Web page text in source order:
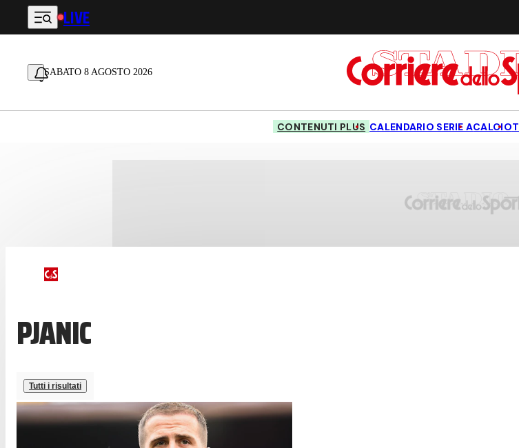
Vai al contenuto principale
LIVE
SABATO 8 AGOSTO 2026
CONTENUTI PLUS CALENDARIO SERIE ACALCIO
PJANIC
Tutti i risultati